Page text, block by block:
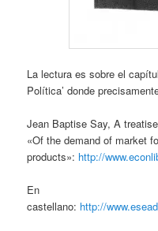
La lectura es sobre el
Política’ donde
Jean Baptise Say, A
«Of the demand of market
products»: http://
En
castellano: http://